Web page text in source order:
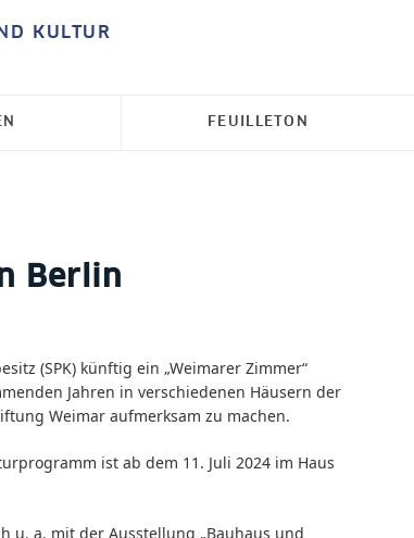
KULTUR
FEUILLETON
Berlin
(SPK) künftig ein „Weimarer Zimmer“
Jahren in verschiedenen Häusern der
Weimar aufmerksam zu machen.
ist ab dem 11. Juli 2024 im Haus
u. a. mit der Ausstellung „Bauhaus und